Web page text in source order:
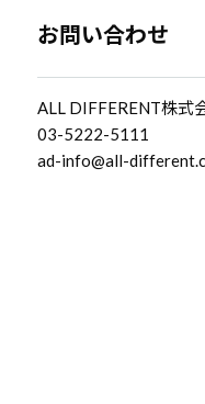
お問い合わせ
ALL DIFFERENT株式
03-5222-5111
ad-info@all-